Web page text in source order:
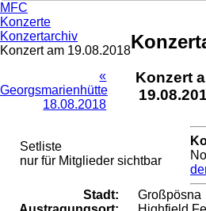
MFC
Konzerte
Konzertarchiv
Konzert am 19.08.2018
«
Georgsmarienhütte
18.08.2018
Konzert
Setliste
nur für Mitglieder sichtbar
Stadt:
Großpösna